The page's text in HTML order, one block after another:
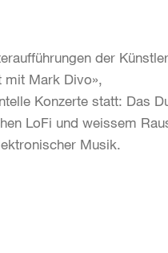
der
mit Mark Divo»,
Konzerte statt: Das
LoFi und weissem
Musik.